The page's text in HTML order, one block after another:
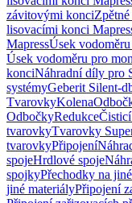
závitovými konci
lisovacími konci
MapressÚsek
Úsek vodoměru pro
konciNáhradní díly pro
systémyGeberit Silent-
TvarovkyKolena
OdbočkyRedukce
tvarovkyTvarovky
tvarovkyPřipojení
spojeHrdlové spoje
spojkyPřechodky na
jiné materiályPřipojení